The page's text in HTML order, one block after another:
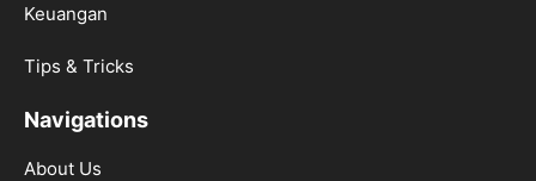
Keuangan
Tips & Tricks
Navigations
About Us